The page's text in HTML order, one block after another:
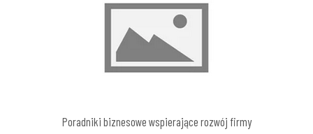
Poradniki biznesowe wspierające rozwój firmy